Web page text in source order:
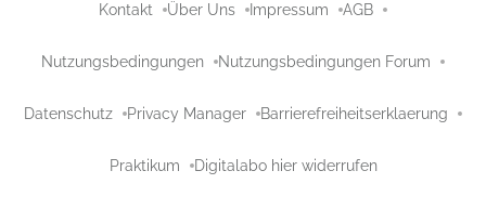
Kontakt Über Uns Impressum AGB
Nutzungsbedingungen Nutzungsbedingungen Forum
Datenschutz Privacy Manager Barrierefreiheitserklaerung
Praktikum Digitalabo hier widerrufen